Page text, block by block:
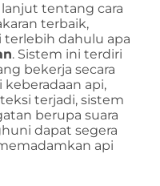
tentang cara
terbaik,
dahulu apa
. Sistem ini terdiri
bekerja secara
api,
terjadi, sistem
berupa suara
dapat segera
api